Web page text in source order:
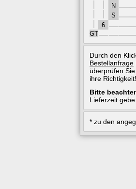
N
S
6
GT
Durch den
Bestellanfrage
überprüfen
ihre Richtigkeit!
Bitte
Lieferzeit
* zu den